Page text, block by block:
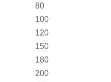
80
100
120
150
180
200